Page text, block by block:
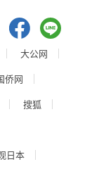
大公网
侨网
搜狐
日本